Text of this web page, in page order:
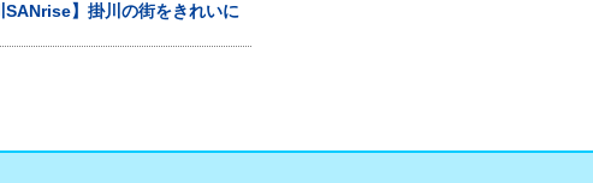
SANrise】掛川の街をきれいに